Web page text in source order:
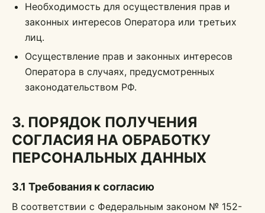
Необходимость для осуществления прав и
законных интересов Оператора или третьих
лиц.
Осуществление прав и законных интересов
Оператора в случаях, предусмотренных
законодательством РФ.
3. ПОРЯДОК ПОЛУЧЕНИЯ
СОГЛАСИЯ НА ОБРАБОТКУ
ПЕРСОНАЛЬНЫХ ДАННЫХ
3.1 Требования к согласию
В соответствии с Федеральным законом № 152-